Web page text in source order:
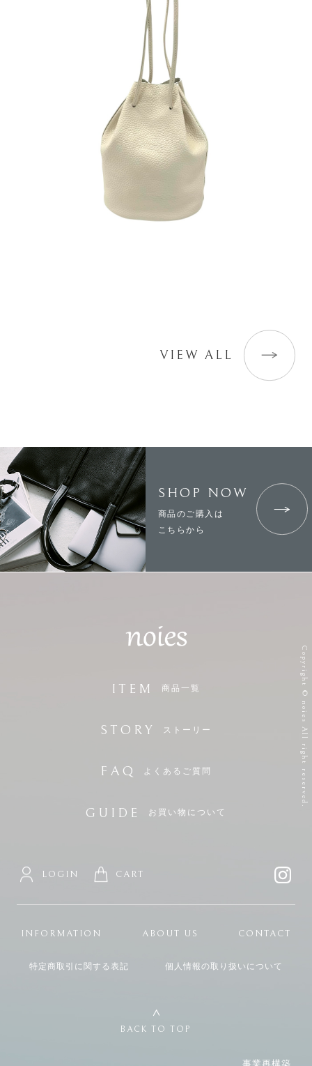
VIEW ALL
SHOP NOW
商品のご購入は
こちらから
ITEM 商品一覧
STORY ストーリー
FAQ よくあるご質問
GUIDE お買い物について
LOGIN CART
INFORMATION ABOUT US CONTACT
特定商取引に関する表記 個人情報の取り扱いについて
BACK TO TOP
事業再構築
Copyright © noies All right reserved.